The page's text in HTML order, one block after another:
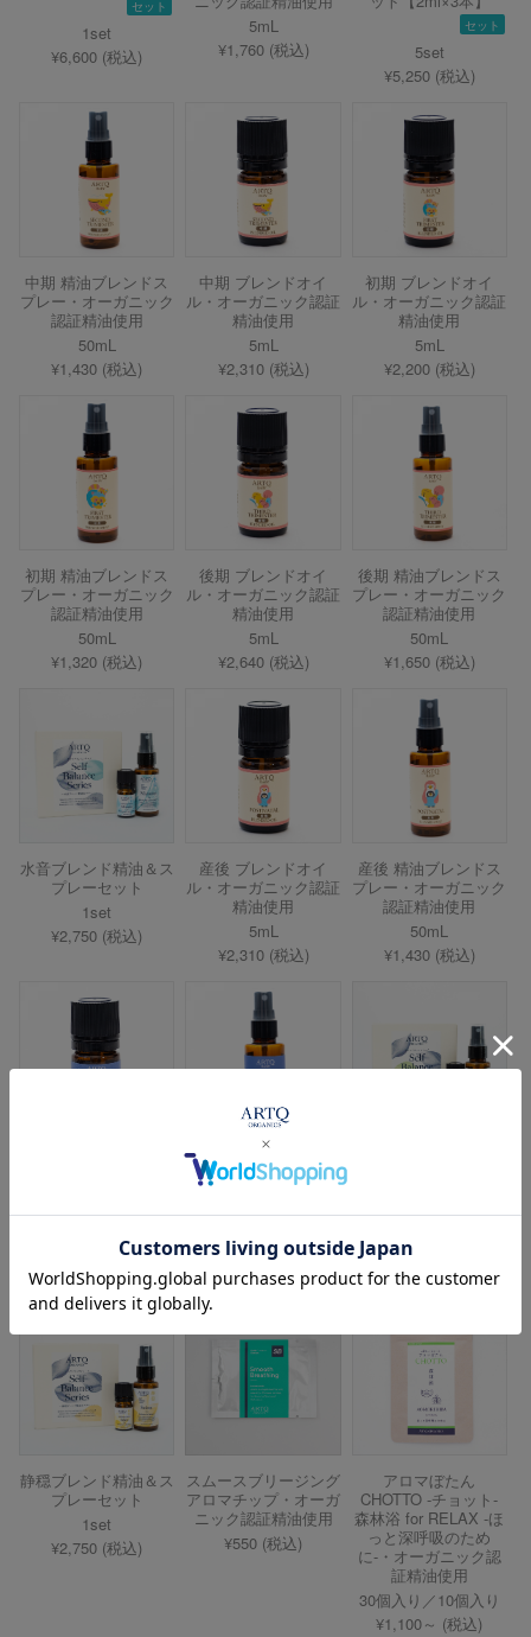
セット
1set
¥6,600 (税込)
5mL
¥1,760 (税込)
セット
5set
¥5,250 (税込)
中期 精油ブレンドス
プレー・オーガニック
認証精油使用
50mL
¥1,430 (税込)
中期 ブレンドオイ
ル・オーガニック認証
精油使用
5mL
¥2,310 (税込)
初期 ブレンドオイ
ル・オーガニック認証
精油使用
5mL
¥2,200 (税込)
初期 精油ブレンドス
プレー・オーガニック
認証精油使用
50mL
¥1,320 (税込)
後期 ブレンドオイ
ル・オーガニック認証
精油使用
5mL
¥2,640 (税込)
後期 精油ブレンドス
プレー・オーガニック
認証精油使用
50mL
¥1,650 (税込)
水音ブレンド精油＆ス
プレーセット
1set
¥2,750 (税込)
産後 ブレンドオイ
ル・オーガニック認証
精油使用
5mL
¥2,310 (税込)
産後 精油ブレンドス
プレー・オーガニック
認証精油使用
50mL
¥1,430 (税込)
¥2,310 (税込)
眠り 精油ブレンドス
プレー・オーガニック
50mL
¥1,430 (税込)
静穏ブレンド精油＆ス
プレーセット
1set
¥2,750 (税込)
スムースブリージング
アロマチップ・オーガ
ニック認証精油使用
¥550 (税込)
アロマぼたん
CHOTTO -チョット-
森林浴 for RELAX -ほ
っと深呼吸のため
に-・オーガニック認
証精油使用
30個入り／10個入り
¥1,100～ (税込)